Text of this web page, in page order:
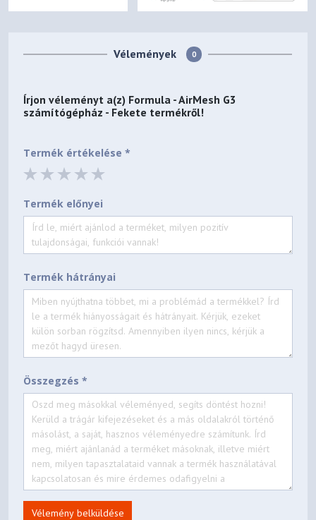
Vélemények 0
Írjon véleményt a(z) Formula - AirMesh G3
számítógépház - Fekete termékről!
Termék értékelése *
Termék előnyei
Termék hátrányai
Összegzés *
Vélemény belküldése